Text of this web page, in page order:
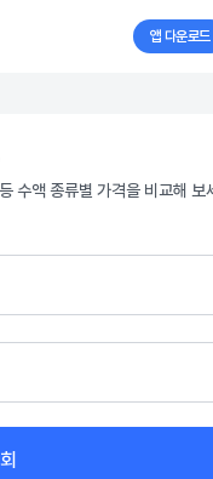
앱 다운로드
수액 종류별 가격을 비교해 보